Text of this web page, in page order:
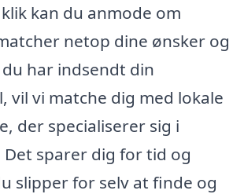
kan du anmode om
netop dine ønsker og
har indsendt din
vil vi matche dig med lokale
der specialiserer sig i
sparer dig for tid og
slipper for selv at finde og